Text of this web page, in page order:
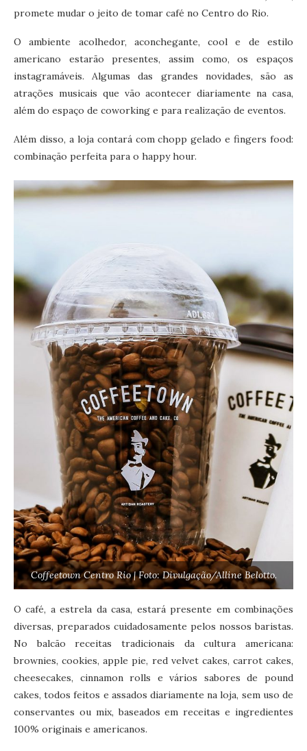
promete mudar o jeito de tomar café no Centro do Rio.
O ambiente acolhedor, aconchegante, cool e de estilo
americano estarão presentes, assim como, os espaços
instagramáveis. Algumas das grandes novidades, são as
atrações musicais que vão acontecer diariamente na casa,
além do espaço de coworking e para realização de eventos.
Além disso, a loja contará com chopp gelado e fingers food:
combinação perfeita para o happy hour.
Coffeetown Centro Rio | Foto: Divulgação/Alline Belotto.
O café, a estrela da casa, estará presente em combinações
diversas, preparados cuidadosamente pelos nossos baristas.
No balcão receitas tradicionais da cultura americana:
brownies, cookies, apple pie, red velvet cakes, carrot cakes,
cheesecakes, cinnamon rolls e vários sabores de pound
cakes, todos feitos e assados diariamente na loja, sem uso de
conservantes ou mix, baseados em receitas e ingredientes
100% originais e americanos.